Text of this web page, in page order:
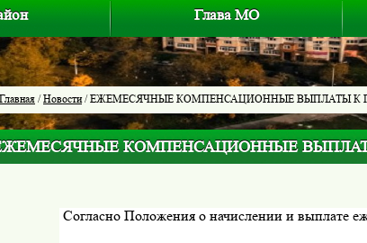
Глава МО
Главная /Новости/ ЕЖЕМЕСЯЧНЫЕ КОМПЕНСАЦИОННЫЕ ВЫПЛАТЫ К
КОМПЕНСАЦИОННЫЕ
Согласно Положения о начислении и выплате